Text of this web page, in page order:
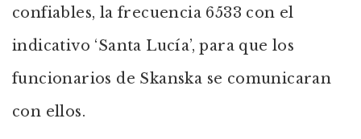
confiables, la frecuencia 6533 con el
indicativo ‘Santa Lucía’, para que los
funcionarios de Skanska se comunicaran
con ellos.